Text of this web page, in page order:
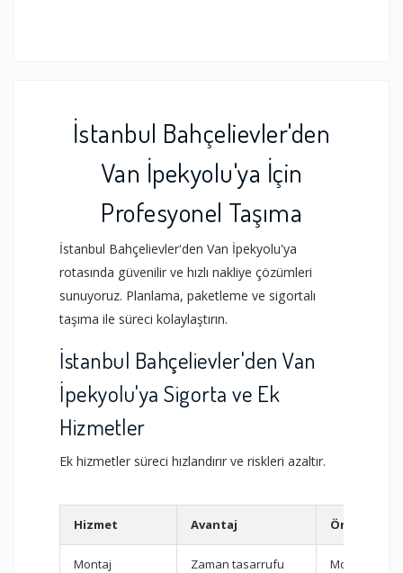
İstanbul Bahçelievler'den
Van İpekyolu'ya İçin
Profesyonel Taşıma
İstanbul Bahçelievler'den Van İpekyolu'ya
rotasında güvenilir ve hızlı nakliye çözümleri
sunuyoruz. Planlama, paketleme ve sigortalı
taşıma ile süreci kolaylaştırın.
İstanbul Bahçelievler'den Van
İpekyolu'ya Sigorta ve Ek
Hizmetler
Ek hizmetler süreci hızlandırır ve riskleri azaltır.
Hizmet Avantaj Önerilen
Montaj Zaman tasarrufu Mobilyalı